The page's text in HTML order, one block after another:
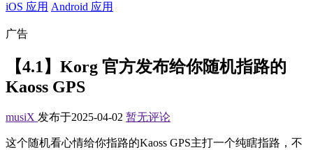
iOS 应用 Android 应用
广告
【4.1】Korg 官方发布给你随机指路的
Kaoss GPS
musiX 发布于2025-04-02 暂无评论
这个随机看心情给你指路的Kaoss GPS主打一个纯瞎指路，不